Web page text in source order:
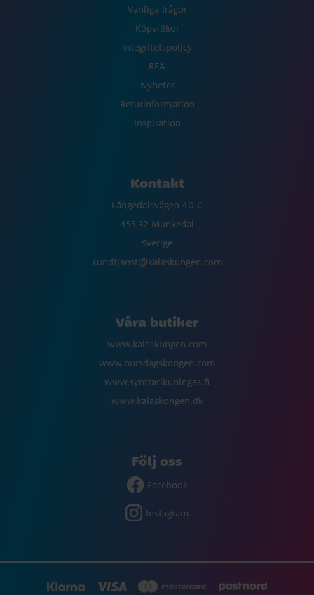
Vanliga frågor
Köpvillkor
Integritetspolicy
REA
Nyheter
Returinformation
Inspiration
Kontakt
Långedalsvägen 40 C
455 32 Munkedal
Sverige
kundtjanst@kalaskungen.com
Våra butiker
www.kalaskungen.com
www.bursdagskongen.com
www.synttarikuningas.fi
www.kalaskongen.dk
Följ oss
Facebook
Instagram